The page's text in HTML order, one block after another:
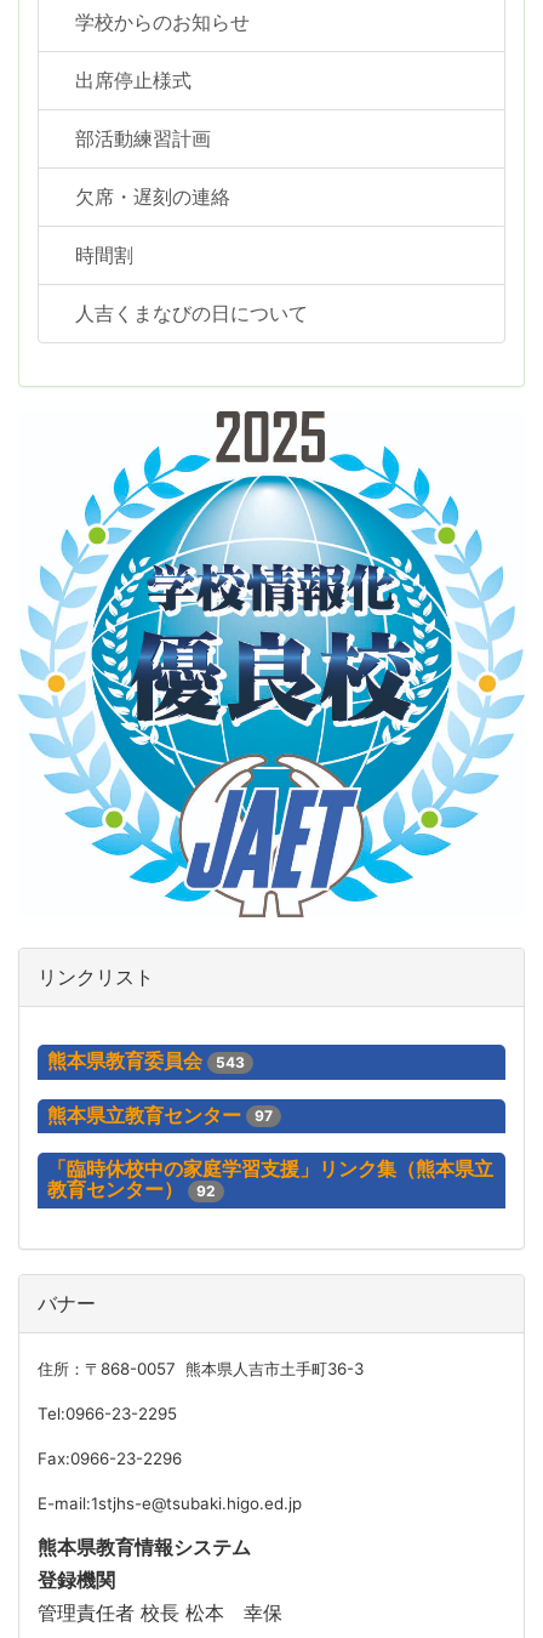
学校からのお知らせ
出席停止様式
部活動練習計画
欠席・遅刻の連絡
時間割
人吉くまなびの日について
リンクリスト
熊本県教育委員会 543
熊本県立教育センター 97
「臨時休校中の家庭学習支援」リンク集（熊本県立
教育センター）
92
バナー
住所：〒868-0057 熊本県人吉市土手町36-3
Tel:0966-23-2295
Fax:0966-23-2296
E-mail:1stjhs-e@tsubaki.higo.ed.jp
熊本県教育情報システム
登録機関
管理責任者 校長 松本 幸保